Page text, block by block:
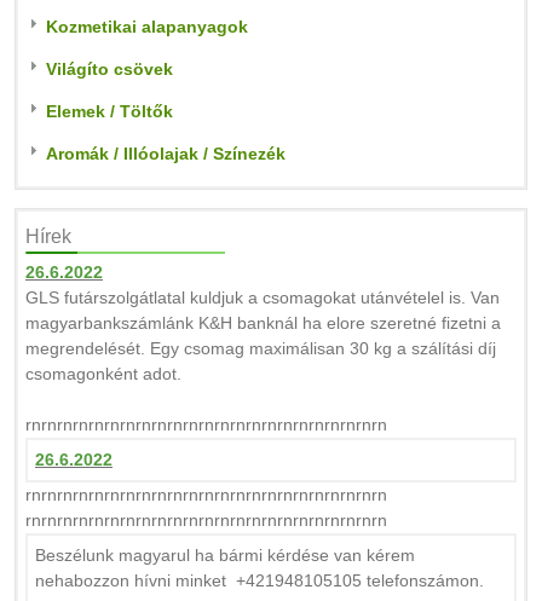
Kozmetikai alapanyagok
Világíto csövek
Elemek / Töltők
Aromák / Illóolajak / Színezék
Hírek
26.6.2022
GLS futárszolgátlatal kuldjuk a csomagokat utánvételel is. Van
magyarbankszámlánk K&H banknál ha elore szeretné fizetni a
megrendelését. Egy csomag maximálisan 30 kg a szálítási díj
csomagonként adot.
rnrnrnrnrnrnrnrnrnrnrnrnrnrnrnrnrnrnrnrnrnrnrn
26.6.2022
rnrnrnrnrnrnrnrnrnrnrnrnrnrnrnrnrnrnrnrnrnrnrn
rnrnrnrnrnrnrnrnrnrnrnrnrnrnrnrnrnrnrnrnrnrnrn
Beszélunk magyarul ha bármi kérdése van kérem
nehabozzon hívni minket +421948105105 telefonszámon.